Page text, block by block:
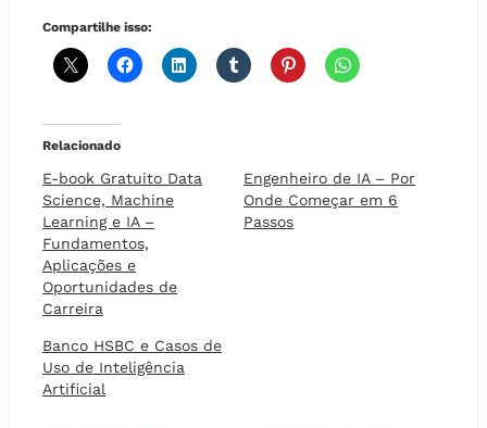
Compartilhe isso:
Relacionado
E-book Gratuito Data
Science, Machine
Learning e IA –
Fundamentos,
Aplicações e
Oportunidades de
Carreira
Engenheiro de IA – Por
Onde Começar em 6
Passos
Banco HSBC e Casos de
Uso de Inteligência
Artificial